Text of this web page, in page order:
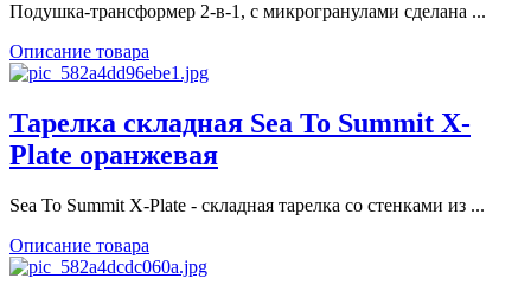
Подушка-трансформер 2-в-1, с микрогранулами сделана ...
Описание товара
Тарелка складная Sea To Summit X-
Plate оранжевая
Sea To Summit X-Plate - складная тарелка со стенками из ...
Описание товара